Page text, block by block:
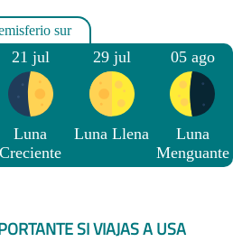
21 jul
Luna
Creciente
29 jul
Luna Llena
05 ago
Luna
Menguante
SI VIAJAS A USA